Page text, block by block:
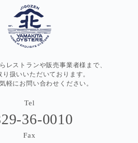
レストランや販売事業者様まで、
り扱いいただいております。
軽にお問い合わせください。
Tel
36-0010
Fax